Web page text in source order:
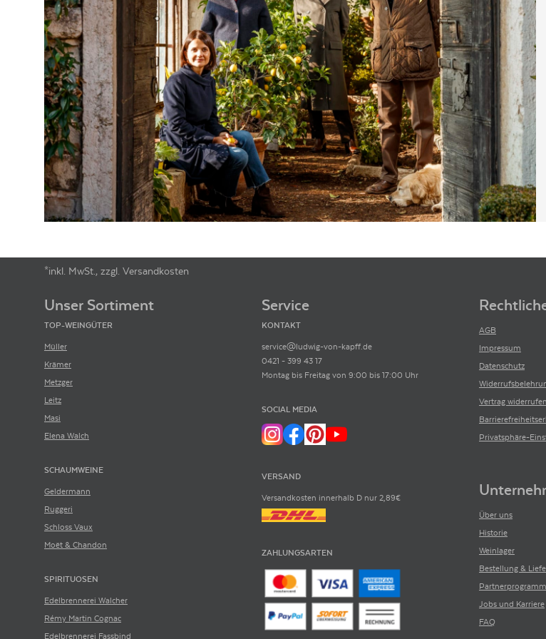
GESAMTSÄURE 5.4 g/l
VERSCHLUSSART Naturkorken
LAGERFÄHIGKEIT bis zu 6 Jahre
ALLERGENE /
INHALTSSTOFFE
Sulfite
PRODUKTTYP Rotwein, vegan
INHALT (LITER) 0.75 l
PRODUZENT / ABFÜLLER /
HERSTELLER
Masi Agricola S.P.A., Via Monteleone 26 I37015 Sant'Ambrogio di Valpolicella (VR)
EAN 8002062000099
ARTIKELNUMMER 125684
*inkl. MwSt., zzgl. Versandkosten
Unser Sortiment
TOP-WEINGÜTER
Müller
Krämer
Metzger
Leitz
Masi
Elena Walch
SCHAUMWEINE
Geldermann
Ruggeri
Schloss Vaux
Moët & Chandon
SPIRITUOSEN
Edelbrennerei Walcher
Rémy Martin Cognac
Edelbrennerei Fassbind
Service
KONTAKT
service@ludwig-von-kapff.de
0421 - 399 43 17
Montag bis Freitag von 9:00 bis 17:00 Uhr
SOCIAL MEDIA
VERSAND
Versandkosten innerhalb D nur 2,89€
ZAHLUNGSARTEN
AGB
Impressum
Datenschutz
Vertrag widerrufen
Privatsphäre-
Über uns
Historie
Weinlager
Bestellung &
Partnerprogramm
Jobs und Karriere
FAQ